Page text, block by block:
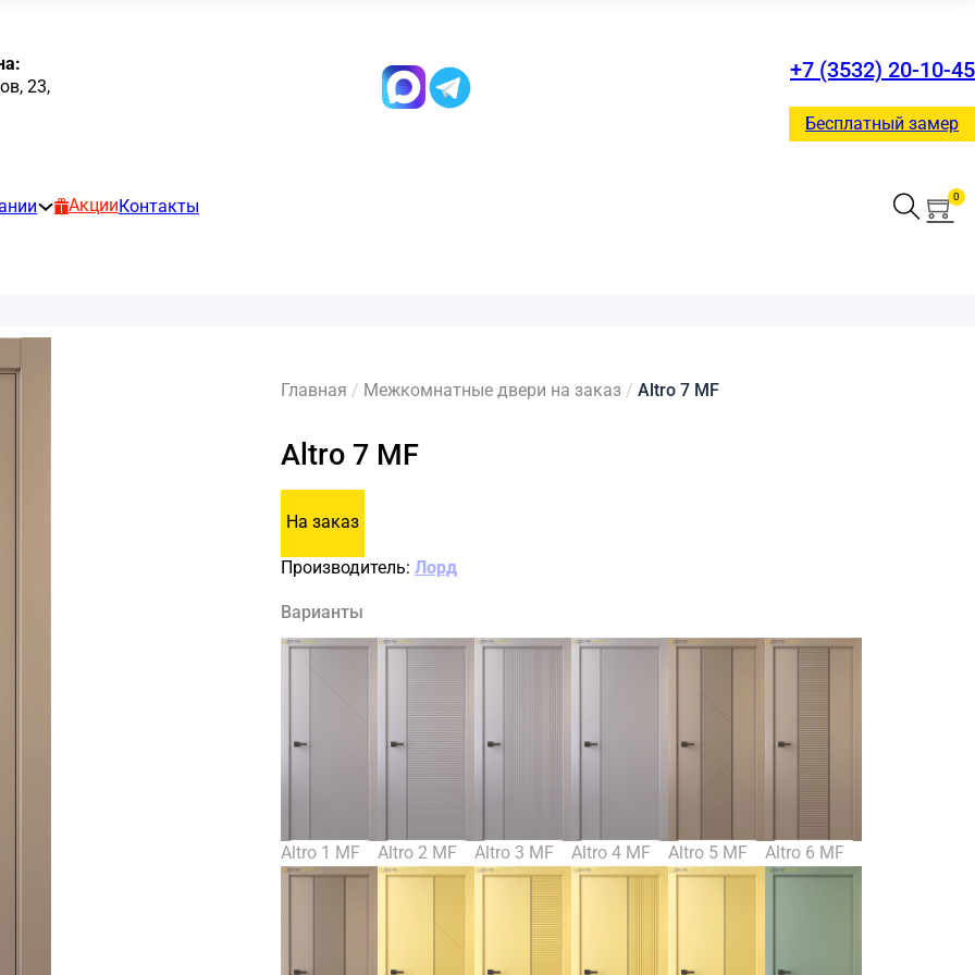
23,
+7 (3532) 20-10-45
Бесплатный замер
Акции Контакты
0
Главная / Межкомнатные двери на заказ / Altro 7 MF
Altro 7 MF
На заказ
Производитель: Лорд
Варианты
Altro 1 MF Altro 2 MF Altro 3 MF Altro 4 MF Altro 5 MF Altro 6 MF